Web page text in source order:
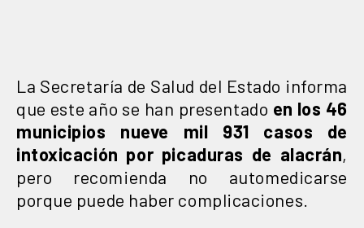
La Secretaría de Salud del Estado informa
que este año se han presentado en los 46
municipios nueve mil 931 casos de
intoxicación por picaduras de alacrán,
pero recomienda no automedicarse
porque puede haber complicaciones.